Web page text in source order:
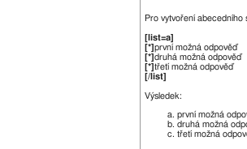
Pro vytvoření abecedního
[list=a]
[*]první možná odpověď
[*]druhá možná odpověď
[*]třetí možná odpověď
[/list]
Výsledek:
první možná
druhá možná
třetí možná